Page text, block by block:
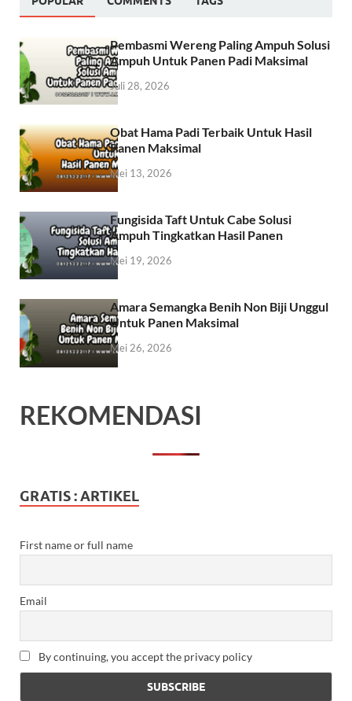
Pembasmi Wereng Paling Ampuh Solusi
Ampuh Untuk Panen Padi Maksimal
Juli 28, 2026
Obat Hama Padi Terbaik Untuk Hasil
Panen Maksimal
Mei 13, 2026
Fungisida Taft Untuk Cabe Solusi
Ampuh Tingkatkan Hasil Panen
Mei 19, 2026
Amara Semangka Benih Non Biji Unggul
Untuk Panen Maksimal
Mei 26, 2026
REKOMENDASI
GRATIS : ARTIKEL
First name or full name
Email
By continuing, you accept the privacy policy